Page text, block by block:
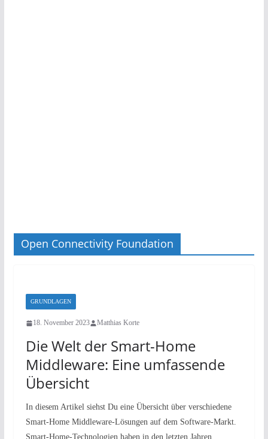
Open Connectivity Foundation
GRUNDLAGEN
18. November 2023 Matthias Korte
Die Welt der Smart-Home
Middleware: Eine umfassende
Übersicht
In diesem Artikel siehst Du eine Übersicht über verschiedene
Smart-Home Middleware-Lösungen auf dem Software-Markt.
Smart-Home-Technologien haben in den letzten Jahren